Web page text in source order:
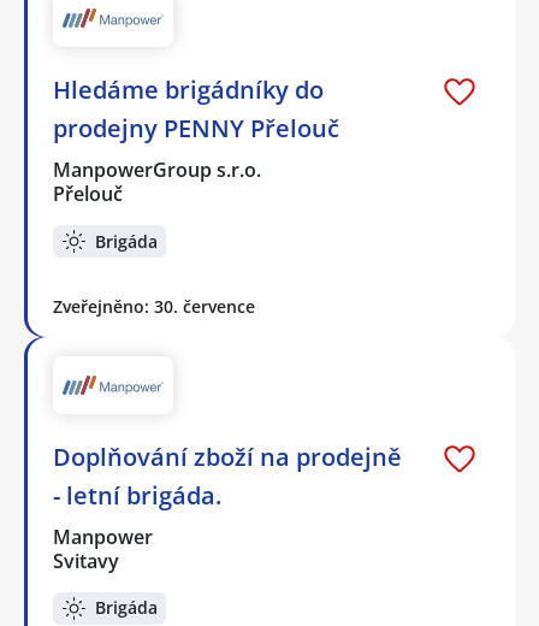
Hledáme brigádníky do
prodejny PENNY Přelouč
ManpowerGroup s.r.o.
Přelouč
Brigáda
Zveřejněno: 30. července
Doplňování zboží na prodejně
- letní brigáda.
Manpower
Svitavy
Brigáda